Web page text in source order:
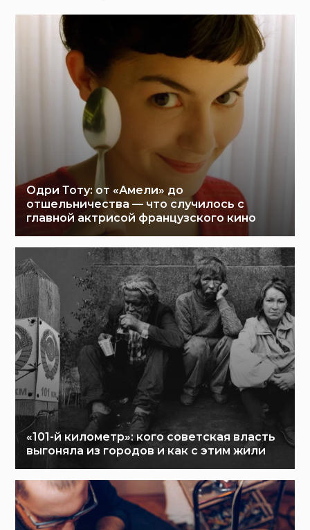
Одри Тоту: от «Амели» до
отшельничества — что случилось с
главной актрисой французского кино
«101-й километр»: кого советская власть
выгоняла из городов и как с этим жили